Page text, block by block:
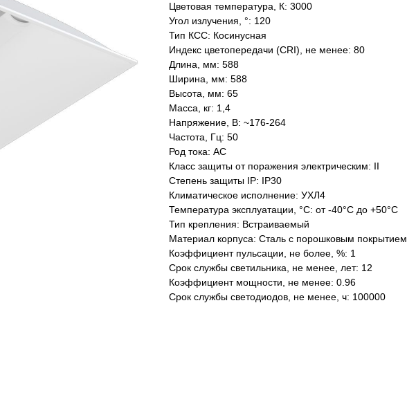
Цветовая температура, К: 3000
Угол излучения, °: 120
Тип КСС: Косинусная
Индекс цветопередачи (CRI), не менее: 80
Длина, мм: 588
Ширина, мм: 588
Высота, мм: 65
Масса, кг: 1,4
Напряжение, В: ~176-264
Частота, Гц: 50
Род тока: AC
Класс защиты от поражения электрическим: II
Степень защиты IP: IP30
Климатическое исполнение: УХЛ4
Температура эксплуатации, °С: от -40°C до +50°C
Тип крепления: Встраиваемый
Материал корпуса: Сталь с порошковым покрытием
Коэффициент пульсации, не более, %: 1
Срок службы светильника, не менее, лет: 12
Коэффициент мощности, не менее: 0.96
Срок службы светодиодов, не менее, ч: 100000